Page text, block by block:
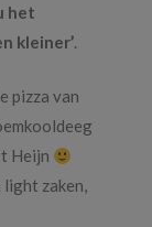
het
kleiner’.
pizza van
Heijn
light zaken,